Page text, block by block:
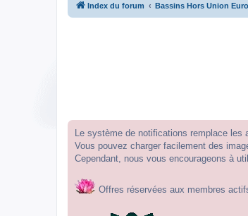
Index du forum Bassins Hors Union
Le système de notifications remplace les
Vous pouvez charger facilement des
Cependant, nous vous encourageons à
Offres réservées aux membres